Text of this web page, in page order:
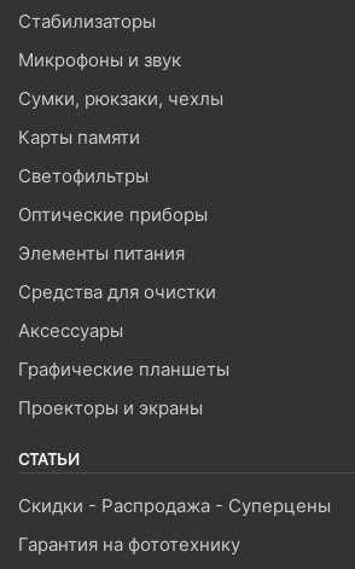
Стабилизаторы
Микрофоны и звук
Сумки, рюкзаки, чехлы
Карты памяти
Светофильтры
Оптические приборы
Элементы питания
Средства для очистки
Аксессуары
Графические планшеты
Проекторы и экраны
СТАТЬИ
Скидки - Распродажа - Суперцены
Гарантия на фототехнику